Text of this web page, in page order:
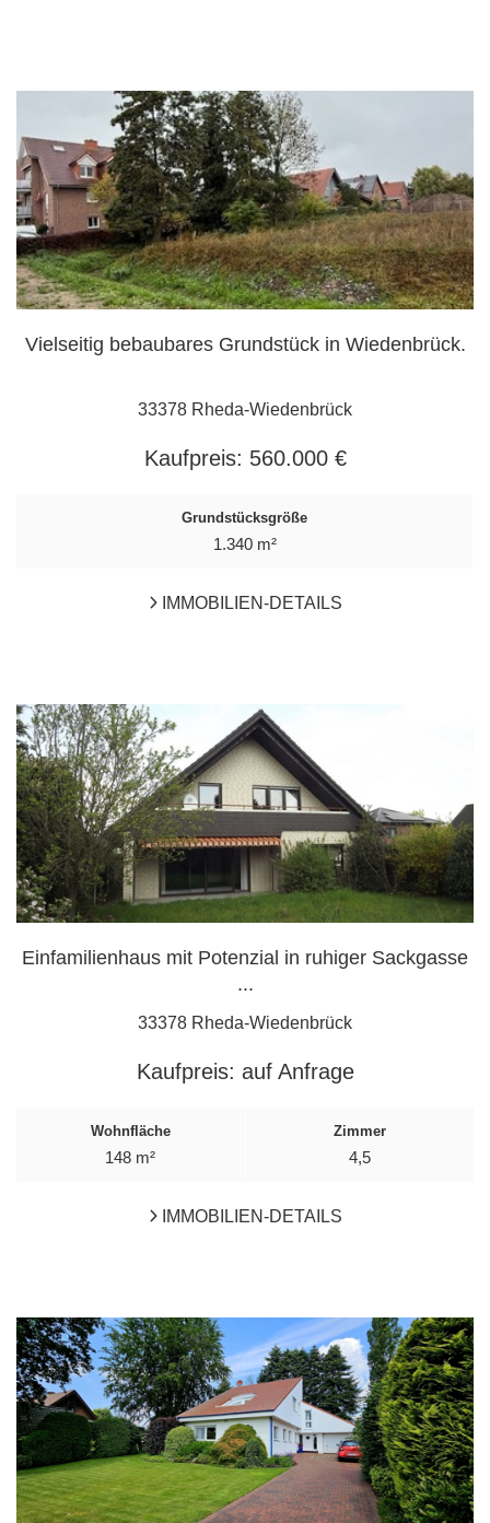
Vielseitig bebaubares Grundstück in Wiedenbrück.
33378 Rheda-Wiedenbrück
Kaufpreis: 560.000 €
Grundstücksgröße
1.340 m²
IMMOBILIEN-DETAILS
Einfamilienhaus mit Potenzial in ruhiger Sackgasse
...
33378 Rheda-Wiedenbrück
Kaufpreis: auf Anfrage
Wohnfläche
148 m²
Zimmer
4,5
IMMOBILIEN-DETAILS